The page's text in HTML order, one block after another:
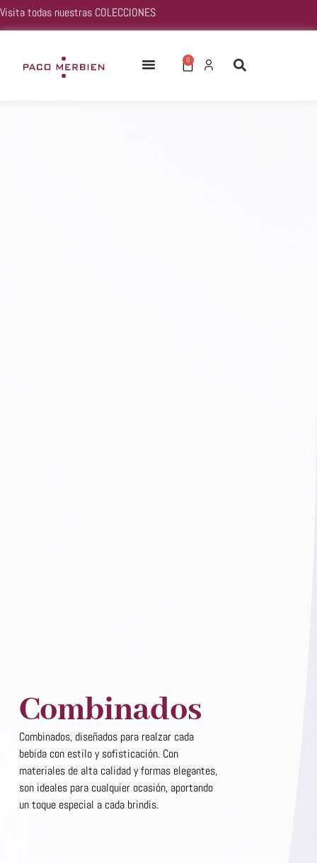
Visita todas nuestras COLECCIONES
0
Combinados
Combinados, diseñados para realzar cada
bebida con estilo y sofisticación. Con
materiales de alta calidad y formas elegantes,
son ideales para cualquier ocasión, aportando
un toque especial a cada brindis.